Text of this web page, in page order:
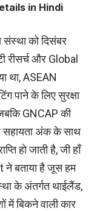
in Hindi
संस्था को दिसंबर
और Global
था, ASEAN
पाने के लिए सुरक्षा
GNCAP की
सहायता अंक के साथ
हो जाती है, जी हाँ
ने बताया है जूस हम
के अंतर्गत थाईलैंड,
में बिकने वाली कार